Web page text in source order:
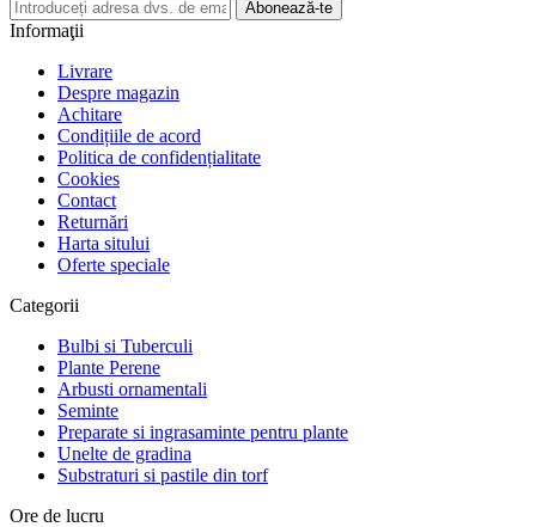
Abonează-te
Informaţii
Livrare
Despre magazin
Achitare
Condițiile de acord
Politica de confidențialitate
Cookies
Contact
Returnări
Harta sitului
Oferte speciale
Categorii
Bulbi si Tuberculi
Plante Perene
Arbusti ornamentali
Seminte
Preparate si ingrasaminte pentru plante
Unelte de gradina
Substraturi si pastile din torf
Ore de lucru